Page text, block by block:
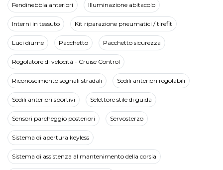
Fendinebbia anteriori Illuminazione abitacolo
Interni in tessuto Kit riparazione pneumatici / tirefit
Luci diurne Pacchetto Pacchetto sicurezza
Regolatore di velocità - Cruise Control
Riconoscimento segnali stradali Sedili anteriori regolabili
Sedili anteriori sportivi Selettore stile di guida
Sensori parcheggio posteriori Servosterzo
Sistema di apertura keyless
Sistema di assistenza al mantenimento della corsia